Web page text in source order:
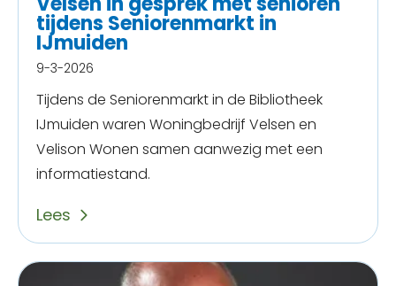
tijdens Seniorenmarkt in
IJmuiden
9-3-2026
Tijdens de Seniorenmarkt in de Bibliotheek
IJmuiden waren Woningbedrijf Velsen en
Velison Wonen samen aanwezig met een
informatiestand.
Lees